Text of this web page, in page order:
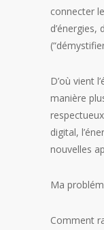
connecter
D’où vient
manière
digital,
nouvelles
Ma
Comment